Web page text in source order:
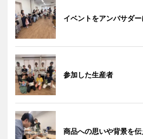
イベントをアンバサダー
参加した生産者
商品への思いや背景を